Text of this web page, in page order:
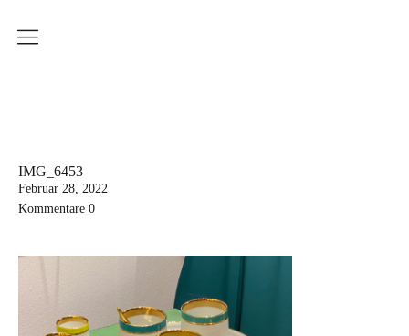
Küchenserie
Workshops
IMG_6453
Februar 28, 2022
Kommentare 0